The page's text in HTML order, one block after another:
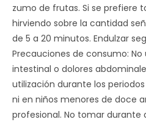
zumo de frutas. Si se prefiere
hirviendo sobre la cantidad
de 5 a 20 minutos. Endulzar
Precauciones de consumo:
intestinal o dolores
utilización durante los
ni en niños menores de doce
profesional. No tomar durante